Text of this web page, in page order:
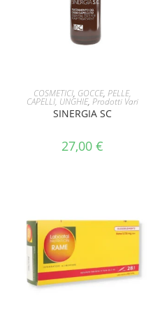
AGGIUNGI AL CARRELLO
COSMETICI, GOCCE,PELLE,
CAPELLI, UNGHIE,Prodotti Vari
SINERGIA SC
27,00€